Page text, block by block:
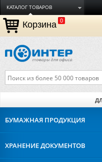
КАТАЛОГ ТОВАРОВ
ДОСТАВКА
ОПЛАТА
ТОРГОВЫЕ МАРКИ
О КОМПАНИИ
Корзина 0
БУМАЖНАЯ ПРОДУКЦИЯ
ХРАНЕНИЕДОКУМЕНТОВ